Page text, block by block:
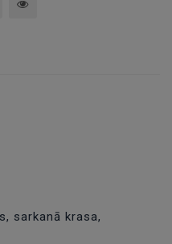
sarkanā krasa,